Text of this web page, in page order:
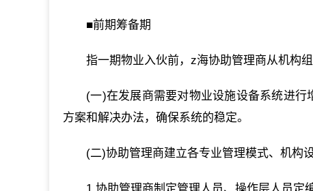
■前期筹备期
指一期物业入伙前，z海协助管理商从机构
(一)在发展商需要对物业设施设备系统进
方案和解决办法，确保系统的稳定。
(二)协助管理商建立各专业管理模式、机构